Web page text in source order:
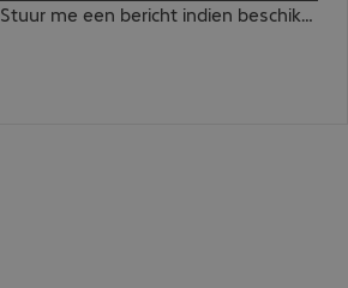
Stuur me een bericht indien beschikbaar